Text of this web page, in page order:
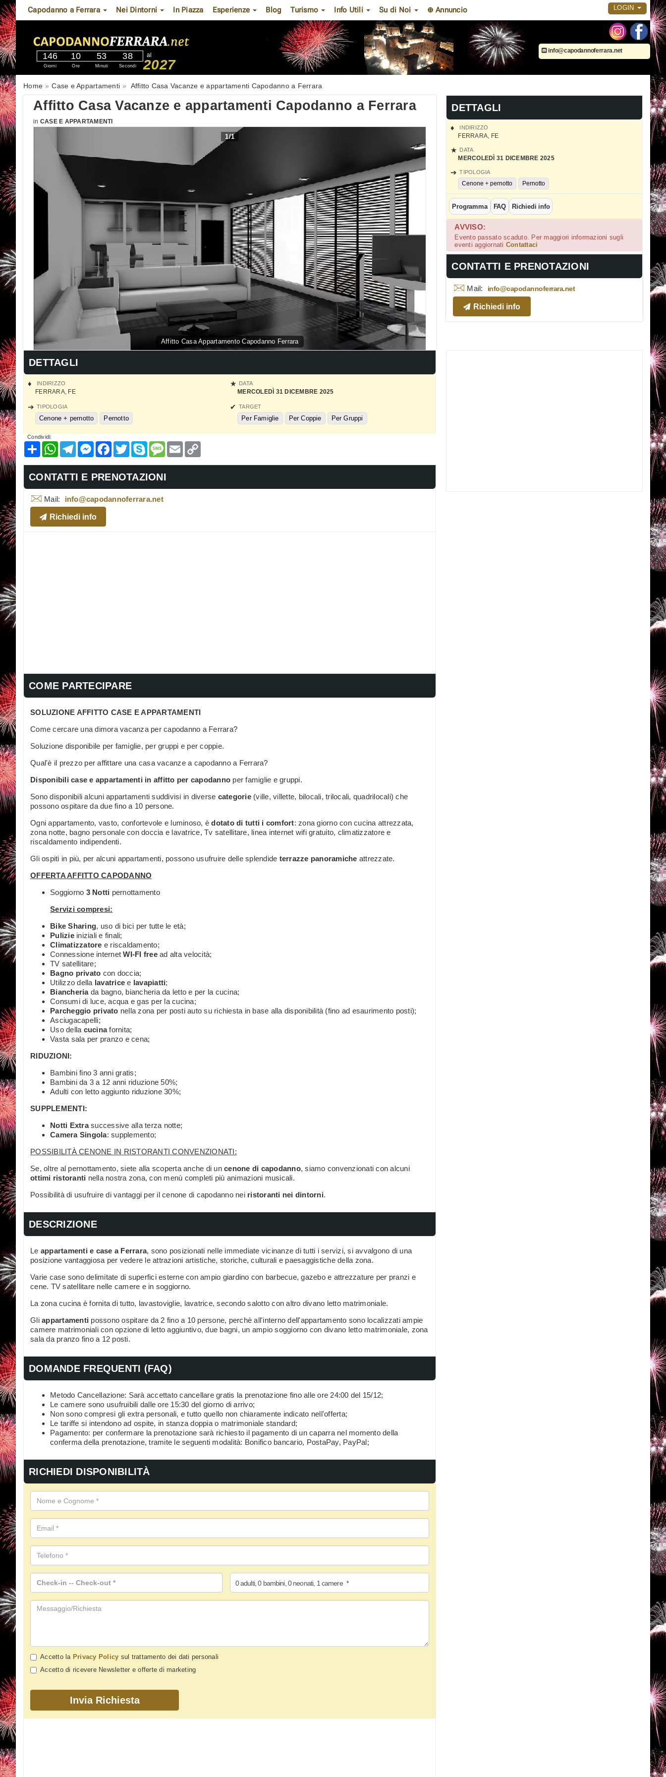
Capodanno a Ferrara Nei Dintorni In Piazza Esperienze Blog Turismo Info Utili Su di Noi ⊕ Annuncio LOGIN
146
Giorni
10
Ore
53
Minuti
37
Secondi
al
2027
info@capodannoferrara.net
Home Case e Appartamenti Affitto Casa Vacanze e appartamenti Capodanno a Ferrara
Affitto Casa Vacanze e appartamenti Capodanno a Ferrara
in CASE E APPARTAMENTI
1/1
Affitto Casa Appartamento Capodanno Ferrara
DETTAGLI
INDIRIZZO
FERRARA, FE
DATA
MERCOLEDÌ 31 DICEMBRE 2025
TIPOLOGIA
Cenone + pernotto Pernotto
Programma FAQ Richiedi info
AVVISO:
Evento passato scaduto. Per maggiori informazioni sugli
eventi aggiornati Contattaci
CONTATTI E PRENOTAZIONI
Mail: info@capodannoferrara.net
Richiedi info
DETTAGLI
INDIRIZZO
FERRARA, FE
DATA
MERCOLEDÌ 31 DICEMBRE 2025
TIPOLOGIA
Cenone + pernotto Pernotto
TARGET
Per Famiglie Per Coppie Per Gruppi
Condividi:
CondividiWhatsAppTelegramMessenger
Facebook
TwitterSkypeMessage
Email
CONTATTI E PRENOTAZIONI
Mail: info@capodannoferrara.net
Richiedi info
COME PARTECIPARE
SOLUZIONE AFFITTO CASE E APPARTAMENTI
Come cercare una dimora vacanza per capodanno a Ferrara?
Soluzione disponibile per famiglie, per gruppi e per coppie.
Qual'è il prezzo per affittare una casa vacanze a capodanno a Ferrara?
Disponibili case e appartamenti in affitto per capodanno per famiglie e gruppi.
Sono disponibili alcuni appartamenti suddivisi in diverse categorie(ville, villette, bilocali, trilocali, quadrilocali) che
possono ospitare da due fino a 10 persone.
Ogni appartamento, vasto, confortevole e luminoso, èdotato di tutti i comfort: zona giorno con cucina attrezzata,
zona notte, bagno personale con doccia e lavatrice, Tv satellitare, linea internet wifi gratuito, climatizzatore e
riscaldamento indipendenti.
Gli ospiti in più, per alcuni appartamenti, possono usufruire delle splendide terrazze panoramiche attrezzate.
OFFERTA AFFITTO CAPODANNO
Soggiorno 3 Notti pernottamento
Servizi compresi:
Bike Sharing, uso di bici per tutte le età;
Pulizieiniziali e finali;
Climatizzatore e riscaldamento;
Connessione internetWI-FI freead alta velocità;
TV satellitare;
Bagno privato con doccia;
Utilizzo della lavatrice e lavapiatti;
Biancheriada bagno, biancheria da letto e per la cucina;
Consumi di luce, acqua e gas per la cucina;
Parcheggio privato nella zona per posti auto su richiesta in base alla disponibilità (fino ad esaurimento posti);
Asciugacapelli;
Uso della cucinafornita;
Vasta sala per pranzo e cena;
RIDUZIONI:
Bambini fino 3 anni gratis;
Bambini da 3 a 12 anni riduzione 50%;
Adulti con letto aggiunto riduzione 30%;
SUPPLEMENTI:
Notti Extrasuccessive alla terza notte;
Camera Singola: supplemento;
POSSIBILITÀ CENONE IN RISTORANTI CONVENZIONATI:
Se, oltre al pernottamento, siete alla scoperta anche di un cenone di capodanno, siamo convenzionati con alcuni
ottimi ristoranti nella nostra zona, con menù completi più animazioni musicali.
Possibilità di usufruire di vantaggi per il cenone di capodanno nei ristoranti nei dintorni.
DESCRIZIONE
Le appartamenti e case a Ferrara, sono posizionati nelle immediate vicinanze di tutti i servizi, si avvalgono di una
posizione vantaggiosa per vedere le attrazioni artistiche, storiche, culturali e paesaggistiche della zona.
Varie case sono delimitate di superfici esterne con ampio giardino con barbecue, gazebo e attrezzature per pranzi e
cene. TV satellitare nelle camere e in soggiorno.
La zona cucina è fornita di tutto, lavastoviglie, lavatrice, secondo salotto con altro divano letto matrimoniale.
Gli appartamenti possono ospitare da 2 fino a 10 persone, perchè all'interno dell'appartamento sono localizzati ampie
camere matrimoniali con opzione di letto aggiuntivo, due bagni, un ampio soggiorno con divano letto matrimoniale, zona
sala da pranzo fino a 12 posti.
DOMANDE FREQUENTI (FAQ)
Metodo Cancellazione: Sarà accettato cancellare gratis la prenotazione fino alle ore 24:00 del 15/12;
Le camere sono usufruibili dalle ore 15:30 del giorno di arrivo;
Non sono compresi gli extra personali, e tutto quello non chiaramente indicato nell'offerta;
Le tariffe si intendono ad ospite, in stanza doppia o matrimoniale standard;
Pagamento: per confermare la prenotazione sarà richiesto il pagamento di un caparra nel momento della
conferma della prenotazione, tramite le seguenti modalità: Bonifico bancario, PostaPay, PayPal;
RICHIEDI DISPONIBILITÀ
0adulti, 0 bambini, 0 neonati, 1 camere *
Accetto la Privacy Policy sul trattamento dei dati personali
Accetto di ricevere Newsletter e offerte di marketing